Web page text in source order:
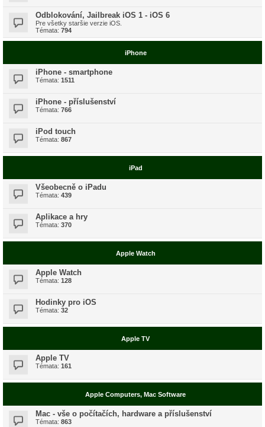
Odblokování, Jailbreak iOS 1 - iOS 6
Pre všetky staršie verzie iOS.
Témata: 794
iPhone
iPhone - smartphone
Témata: 1511
iPhone - příslušenství
Témata: 766
iPod touch
Témata: 867
iPad
Všeobecně o iPadu
Témata: 439
Aplikace a hry
Témata: 370
Apple Watch
Apple Watch
Témata: 128
Hodinky pro iOS
Témata: 32
Apple TV
Apple TV
Témata: 161
Apple Computers, Mac Software
Mac - vše o počítačích, hardware a příslušenství
Témata: 863